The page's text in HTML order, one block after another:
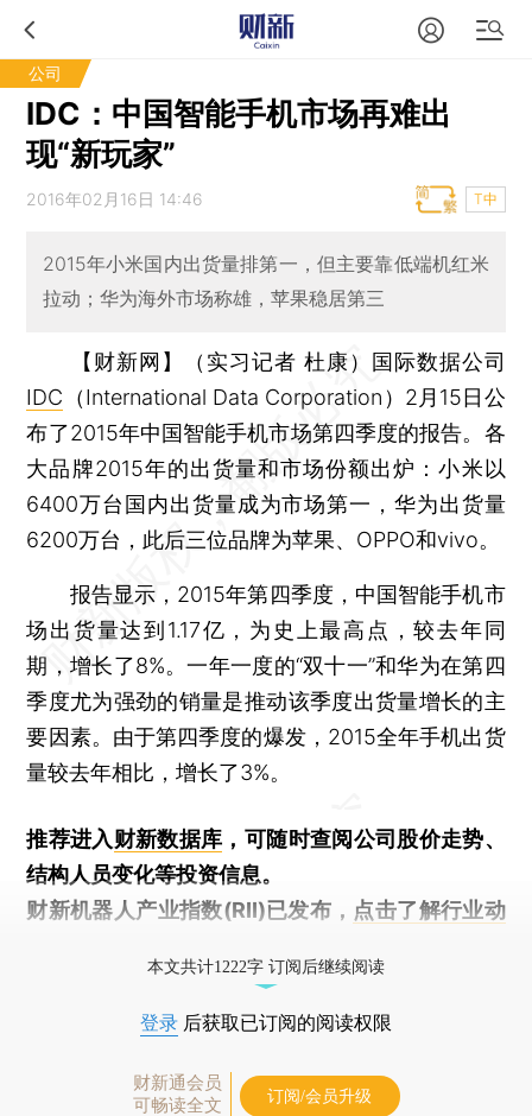
公司
IDC：中国智能手机市场再难出
现“新玩家”
2016年02月16日 14:46 T中
2015年小米国内出货量排第一，但主要靠低端机红米
拉动；华为海外市场称雄，苹果稳居第三
【财新网】（实习记者 杜康）
国际数据公司
IDC （International Data Corporation）2月15日公
布了2015年中国智能手机市场第四季度的报告。各
大品牌2015年的出货量和市场份额出炉：小米以
6400万台国内出货量成为市场第一，华为出货量
6200万台，此后三位品牌为苹果、OPPO和vivo。
报告显示，2015年第四季度，中国智能手机市
场出货量达到1.17亿，为史上最高点，较去年同
期，增长了8%。一年一度的“双十一”和华为在第四
季度尤为强劲的销量是推动该季度出货量增长的主
要因素。由于第四季度的爆发，2015全年手机出货
量较去年相比，增长了3%。
推荐进入财新数据库 ，可随时查阅公司股价走势、
结构人员变化等投资信息。
财新机器人产业指数(RII)已发布， 点击了解行业动
本文共计1222字 订阅后继续阅读
登录 后获取已订阅的阅读权限
财新通会员
可畅读全文
订阅/会员升级